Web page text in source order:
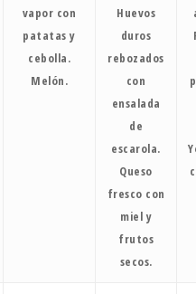
vapor con
patatas y
cebolla.
Melón.
Huevos
duros
rebozados
con
ensalada
de
escarola.
Queso
fresco con
miel y
frutos
secos.